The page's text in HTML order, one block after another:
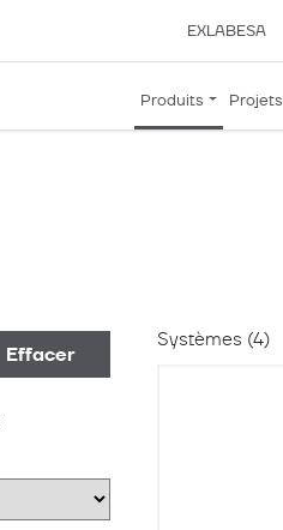
EXLABESA
Produits Projets
Effacer
Systèmes (4)